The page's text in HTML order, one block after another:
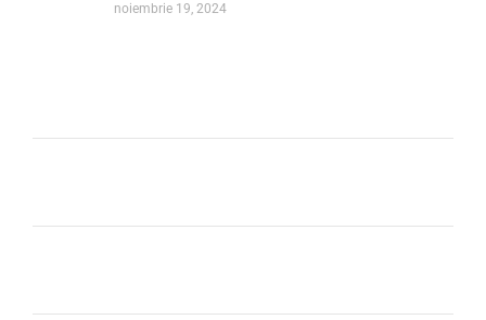
noiembrie 19, 2024